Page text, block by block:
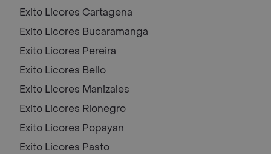
Exito Licores Cartagena
Exito Licores Bucaramanga
Exito Licores Pereira
Exito Licores Bello
Exito Licores Manizales
Exito Licores Rionegro
Exito Licores Popayan
Exito Licores Pasto